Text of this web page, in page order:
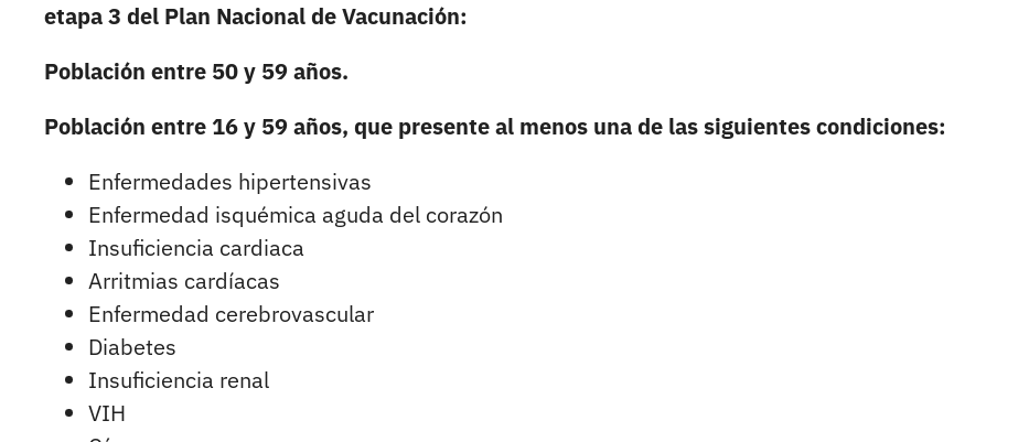
etapa 3 del Plan Nacional de Vacunación:
Población entre 50 y 59 años.
Población entre 16 y 59 años, que presente al menos una de las siguientes condiciones:
Enfermedades hipertensivas
Enfermedad isquémica aguda del corazón
Insuficiencia cardiaca
Arritmias cardíacas
Enfermedad cerebrovascular
Diabetes
Insuficiencia renal
VIH